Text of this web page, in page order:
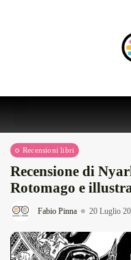
Recensioni libri
Recensione di
Rotomago e
Fabio Pinna 20 Luglio